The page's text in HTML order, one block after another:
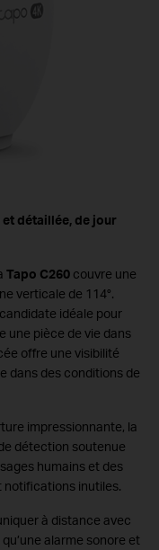
détaillée, de jour
Tapo C260 couvre une
verticale de 114°.
idéale pour
une pièce de vie dans
offre une visibilité
dans des conditions de
impressionnante, la
détection soutenue
humains et des
notifications inutiles.
à distance avec
alarme sonore et